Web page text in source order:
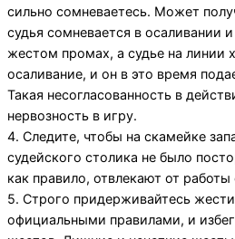
сильно сомневаетесь. Может
судья сомневается в осаливании
жестом промах, а судье на линии
осаливание, и он в это время
Такая несогласованность в
нервозность в игру.
4. Следите, чтобы на скамейке
судейского столика не было
как правило, отвлекают от
5. Строго придерживайтесь
официальными правилами, и